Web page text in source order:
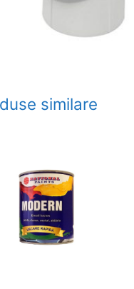
similare